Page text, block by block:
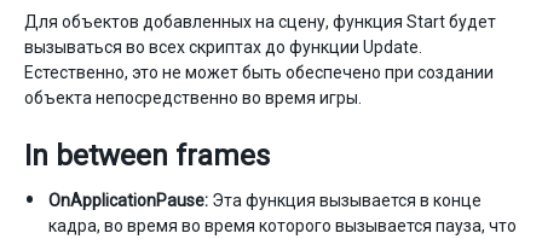
Для объектов добавленных на сцену, функция Start будет
вызываться во всех скриптах до функции Update.
Естественно, это не может быть обеспечено при создании
объекта непосредственно во время игры.
In between frames
OnApplicationPause: Эта функция вызывается в конце
кадра, во время во время которого вызывается пауза, что